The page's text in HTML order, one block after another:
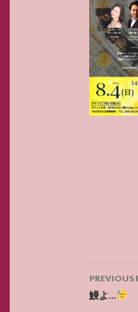
Post
PREVIOUS
鰻よ…